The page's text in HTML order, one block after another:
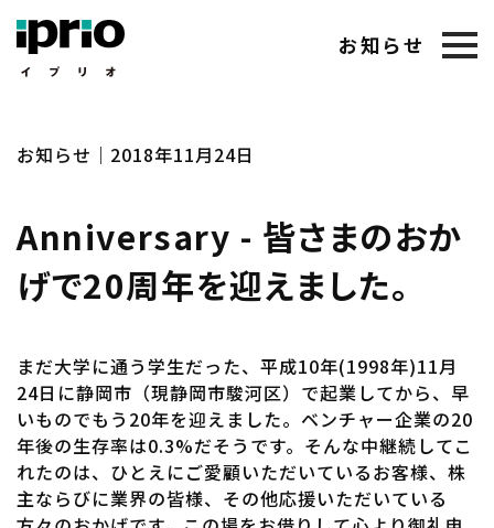
お知らせ
お知らせ｜2018年11月24日
Anniversary - 皆さまのおか
げで20周年を迎えました。
まだ大学に通う学生だった、平成10年(1998年)11月
24日に静岡市（現静岡市駿河区）で起業してから、早
いものでもう20年を迎えました。ベンチャー企業の20
年後の生存率は0.3%だそうです。そんな中継続してこ
れたのは、ひとえにご愛顧いただいているお客様、株
主ならびに業界の皆様、その他応援いただいている